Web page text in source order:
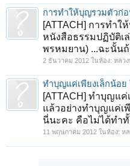
การทำให้บุญรวมตัวก่
[ATTACH] การทำ
หนังสือธรรมปฏิบัติเ
พรหมยาน) ...ฉะนั้นถ้
2 ธันวาคม 2012 ในห้อง: หลว
ทำบุญแค่เพียงเล็กน้อ
[ATTACH] ทำบุญแค่
แล้วอย่างทำบุญแค่เ
นี่นะคะ คือไม่ได้ทำทั้
11 พฤษภาคม 2012 ในห้อง: ห